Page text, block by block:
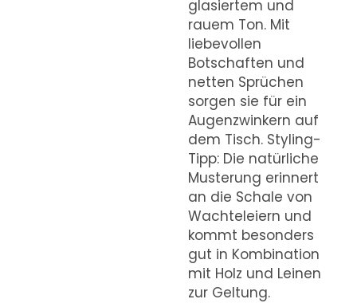
glasiertem und
rauem Ton. Mit
liebevollen
Botschaften und
netten Sprüchen
sorgen sie für ein
Augenzwinkern auf
dem Tisch. Styling-
Tipp: Die natürliche
Musterung erinnert
an die Schale von
Wachteleiern und
kommt besonders
gut in Kombination
mit Holz und Leinen
zur Geltung.